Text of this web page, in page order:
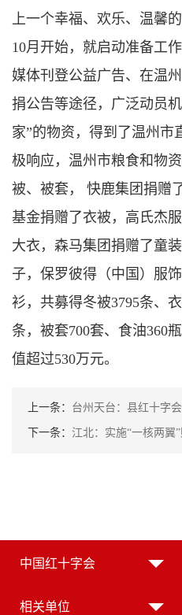
上一个幸福、欢乐、温馨
10月开始，就启动准备工
媒体刊登公益广告、在温
捐公告等途径，广泛动员
家”的物资，得到了温州市
极响应，温州市粮食和物
被、被套， 快鹿集团捐赠
基金捐赠了衣被，高氏杰
大衣，森马集团捐赠了童
子，保罗彼得（中国）服
衫，共募得冬被3795条、
条，被套700套、食油360
值超过530万元。
上一条： 台州天台：县红十字会
下一条： 江北：实施“一核两翼”
中国红十字会
相关单位